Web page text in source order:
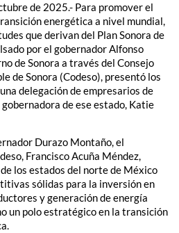
de 2025.- Para promover el
energética a nivel mundial,
que derivan del Plan Sonora de
por el gobernador Alfonso
de Sonora a través del Consejo
de Sonora (Codeso), presentó los
delegación de empresarios de
de ese estado, Katie
Durazo Montaño, el
Francisco Acuña Méndez,
los estados del norte de México
sólidas para la inversión en
y generación de energía
un polo estratégico en la transición